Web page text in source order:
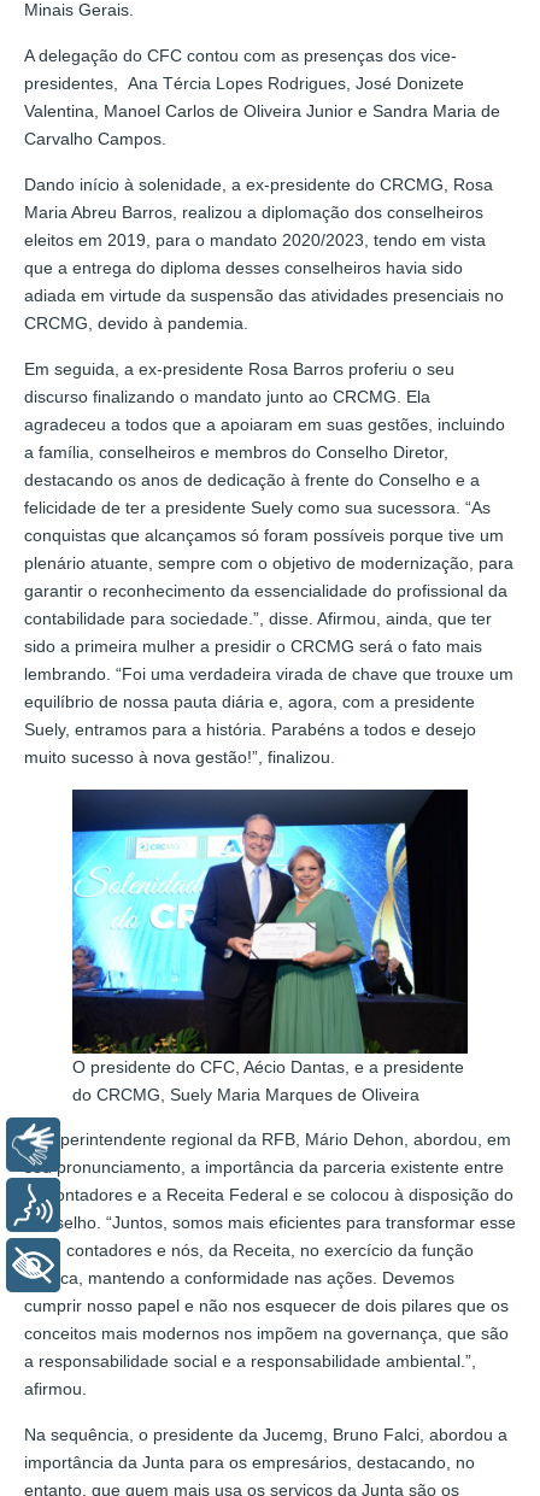
Minais Gerais.
A delegação do CFC contou com as presenças dos vice-
presidentes, Ana Tércia Lopes Rodrigues, José Donizete
Valentina, Manoel Carlos de Oliveira Junior e Sandra Maria de
Carvalho Campos.
Dando início à solenidade, a ex-presidente do CRCMG, Rosa
Maria Abreu Barros, realizou a diplomação dos conselheiros
eleitos em 2019, para o mandato 2020/2023, tendo em vista
que a entrega do diploma desses conselheiros havia sido
adiada em virtude da suspensão das atividades presenciais no
CRCMG, devido à pandemia.
Em seguida, a ex-presidente Rosa Barros proferiu o seu
discurso finalizando o mandato junto ao CRCMG. Ela
agradeceu a todos que a apoiaram em suas gestões, incluindo
a família, conselheiros e membros do Conselho Diretor,
destacando os anos de dedicação à frente do Conselho e a
felicidade de ter a presidente Suely como sua sucessora. “As
conquistas que alcançamos só foram possíveis porque tive um
plenário atuante, sempre com o objetivo de modernização, para
garantir o reconhecimento da essencialidade do profissional da
contabilidade para sociedade.”, disse. Afirmou, ainda, que ter
sido a primeira mulher a presidir o CRCMG será o fato mais
lembrando. “Foi uma verdadeira virada de chave que trouxe um
equilíbrio de nossa pauta diária e, agora, com a presidente
Suely, entramos para a história. Parabéns a todos e desejo
muito sucesso à nova gestão!”, finalizou.
O presidente do CFC, Aécio Dantas, e a presidente
do CRCMG, Suely Maria Marques de Oliveira
O superintendente regional da RFB, Mário Dehon, abordou, em
seu pronunciamento, a importância da parceria existente entre
os contadores e a Receita Federal e se colocou à disposição do
Conselho. “Juntos, somos mais eficientes para transformar esse
país: contadores e nós, da Receita, no exercício da função
pública, mantendo a conformidade nas ações. Devemos
cumprir nosso papel e não nos esquecer de dois pilares que os
conceitos mais modernos nos impõem na governança, que são
a responsabilidade social e a responsabilidade ambiental.”,
afirmou.
Na sequência, o presidente da Jucemg, Bruno Falci, abordou a
importância da Junta para os empresários, destacando, no
entanto, que quem mais usa os serviços da Junta são os
Libras
Voz
+ Acessibilidade